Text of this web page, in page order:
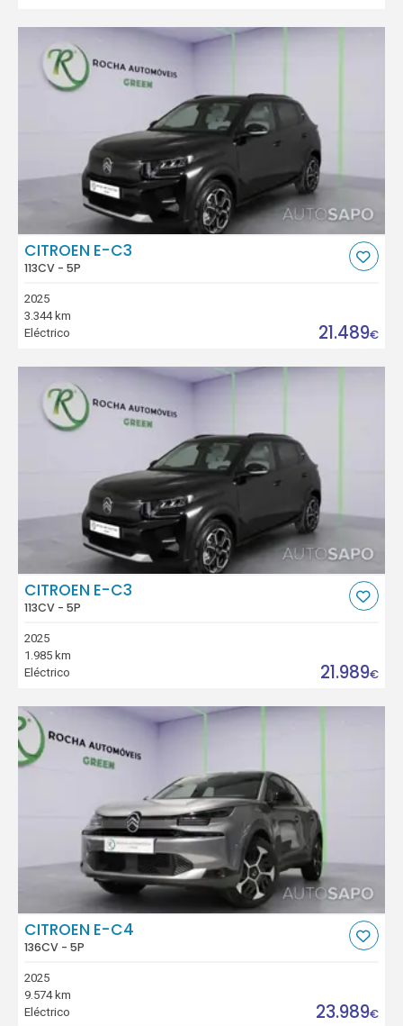
CITROEN E-C3
113CV - 5P
2025
3.344 km
Eléctrico
21.489€
CITROEN E-C3
113CV - 5P
2025
1.985 km
Eléctrico
21.989€
CITROEN E-C4
136CV - 5P
2025
9.574 km
Eléctrico
23.989€